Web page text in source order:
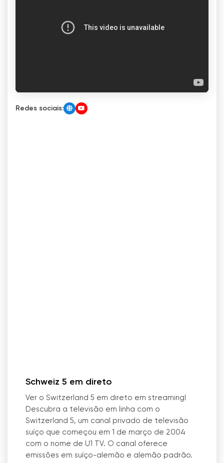
Redes sociais:
Schweiz 5 em direto
Ver o Switzerland 5 em direto em streaming!
Descubra a televisão em linha com o
Switzerland 5, um canal privado de televisão
suíço que começou em 1 de março de 2004
com o nome de U1 TV. O canal oferece
emissões em suíço-alemão e alemão padrão.